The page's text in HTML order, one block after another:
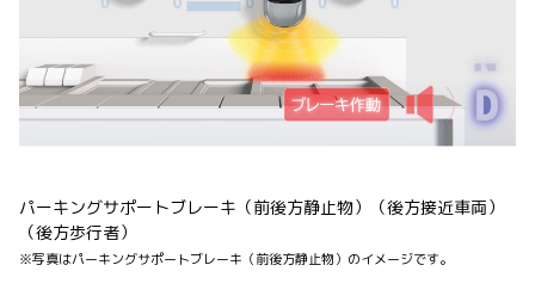
パーキングサポートブレーキ（前後方静止物）（後方接近車両）
（後方歩行者）
※写真はパーキングサポートブレーキ（前後方静止物）のイメージです。